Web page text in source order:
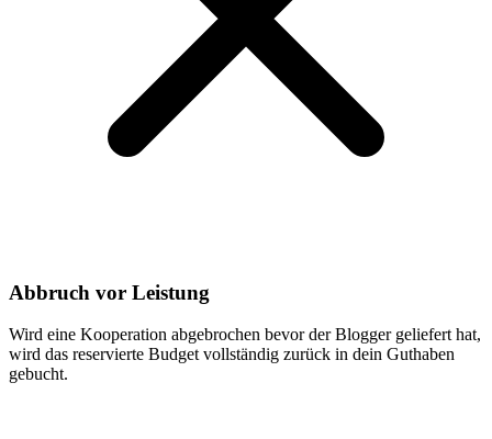
Abbruch vor Leistung
Wird eine Kooperation abgebrochen bevor der Blogger geliefert hat,
wird das reservierte Budget vollständig zurück in dein Guthaben
gebucht.